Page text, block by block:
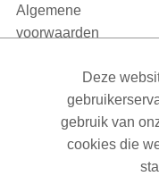
Algemene
voorwaarden
Vacatures
Contact
| All
Deze
gebruik van
cookies die